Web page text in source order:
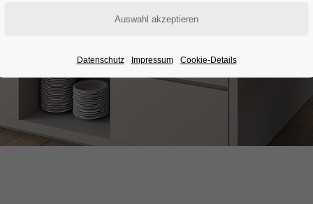
Datenschutz Impressum Cookie-Details